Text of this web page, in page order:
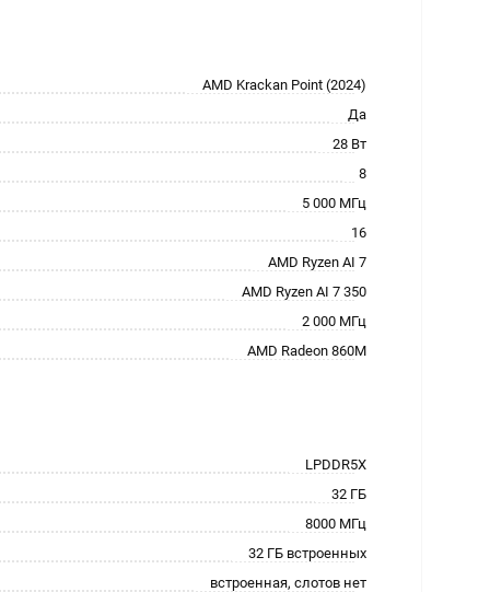
AMD Krackan Point (2024)
Да
28 Вт
8
5 000 МГц
16
AMD Ryzen AI 7
AMD Ryzen AI 7 350
2 000 МГц
AMD Radeon 860M
LPDDR5X
32 ГБ
8000 МГц
32 ГБ встроенных
встроенная, слотов нет